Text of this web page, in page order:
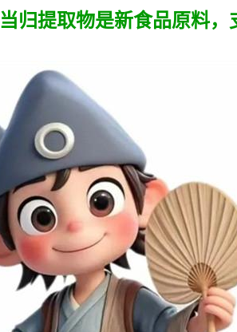
当归提取物是新食品原料，